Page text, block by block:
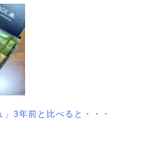
3年前と比べると・・・